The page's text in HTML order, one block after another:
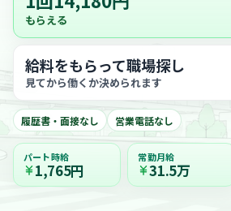
もらえる
給料をもらって職場探し
見てから働くか決められます
履歴書・面接なし 営業電話なし
パート時給
1,765円
常勤月給
31.5万